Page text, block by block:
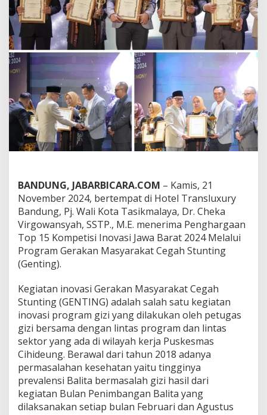
y
a
i
e
n
g
h
a
g
n
T
o
p
1
5
K
o
e
t
i
i
I
n
o
v
a
s
i
BANDUNG, JABARBICARA.COM – Kamis, 21
November 2024, bertempat di Hotel Transluxury
Bandung, Pj. Wali Kota Tasikmalaya, Dr. Cheka
Virgowansyah, SSTP., M.E. menerima Penghargaan
Top 15 Kompetisi Inovasi Jawa Barat 2024 Melalui
Program Gerakan Masyarakat Cegah Stunting
(Genting).
Kegiatan inovasi Gerakan Masyarakat Cegah
Stunting (GENTING) adalah salah satu kegiatan
inovasi program gizi yang dilakukan oleh petugas
gizi bersama dengan lintas program dan lintas
sektor yang ada di wilayah kerja Puskesmas
Cihideung. Berawal dari tahun 2018 adanya
permasalahan kesehatan yaitu tingginya
prevalensi Balita bermasalah gizi hasil dari
kegiatan Bulan Penimbangan Balita yang
dilaksanakan setiap bulan Februari dan Agustus